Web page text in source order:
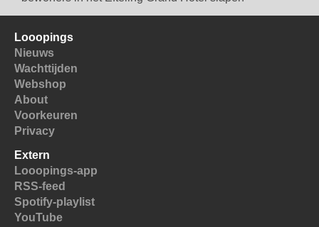
Looopings
Nieuws
Wachttijden
Webshop
About
Voorkeuren
Privacy
Extern
Looopings-app
RSS-feed
Spotify-playlist
YouTube